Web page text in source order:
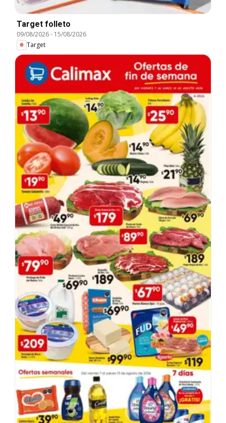
Target folleto
09/08/2026- 15/08/2026
Target